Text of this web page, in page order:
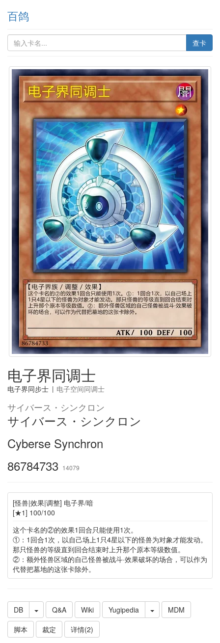
百鸽
查卡
电子界同调士
电子界同步士 | 电子空间同调士
サイバース・シンクロン
サイバース・シンクロン
Cyberse Synchron
86784733 14079
[怪兽|效果|调整] 电子界/暗
[★1] 100/100
这个卡名的②的效果1回合只能使用1次。
①：1回合1次，以自己场上1只4星以下的怪兽为对象才能发动。
那只怪兽的等级直到回合结束时上升那个原本等级数值。
②：额外怪兽区域的自己怪兽被战斗·效果破坏的场合，可以作为
代替把墓地的这张卡除外。
DB Q&A Wiki Yugipedia
MDM
脚本
裁定 详情(2)